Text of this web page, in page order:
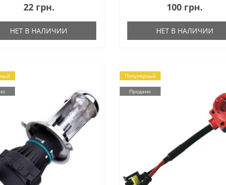
22 грн.
НЕТ В НАЛИЧИИ
100 грн.
НЕТ В НАЛИЧИИ
Популярный
Продано